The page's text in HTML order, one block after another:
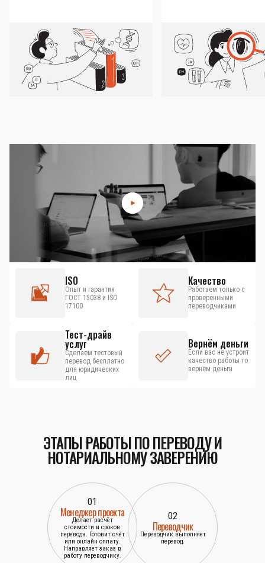
ISO
Опыт и гарантия
ГОСТ 15038 и ISO
17100
Качество
Работаем только с
проверенными
переводчиками
Тест-драйв
услуг
Сделаем тестовый
перевод бесплатно
для юридических
лиц
Вернём деньги
Если вас не устроит
качество работы то
вернём деньги
ЭТАПЫ РАБОТЫ ПО ПЕРЕВОДУ И
НОТАРИАЛЬНОМУ ЗАВЕРЕНИЮ
01
Менеджер проекта
Делает расчёт
стоимости и сроков
перевода. Готовит счёт
или онлайн оплату.
Направляет заказ в
работу переводчику.
02
Переводчик
Переводчик выполняет
перевод.